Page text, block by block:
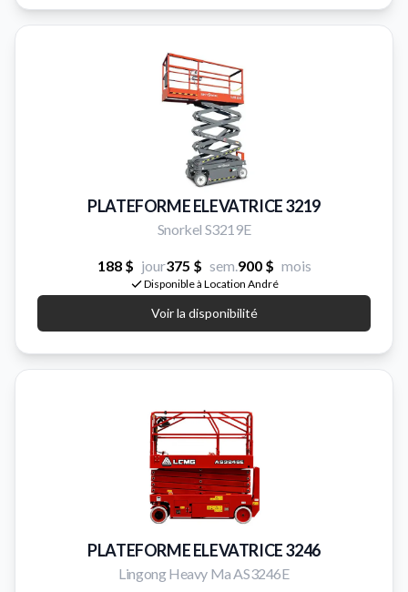
PLATEFORME ELEVATRICE 3219
Snorkel S3219E
188 $ jour375 $ sem.900 $ mois
Disponible à Location André
Voir la disponibilité
PLATEFORME ELEVATRICE 3246
Lingong Heavy Ma AS3246E